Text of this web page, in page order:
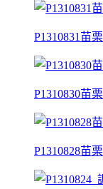
P1310831苗
P1310830苗
P1310828苗